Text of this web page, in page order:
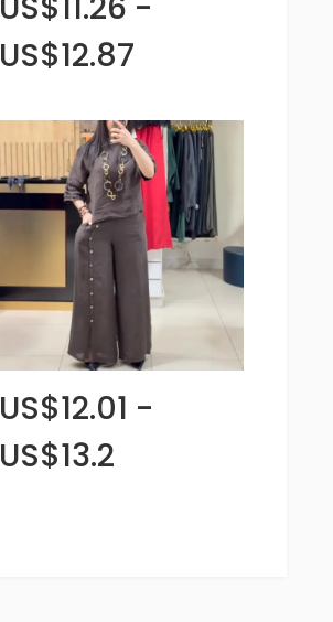
US$12.87
US$12.01 -
US$13.2